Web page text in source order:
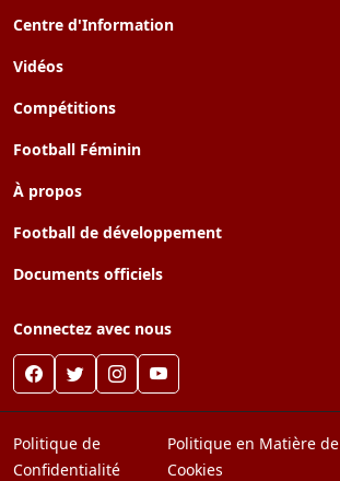
Centre d'Information
Vidéos
Compétitions
Football Féminin
À propos
Football de développement
Documents officiels
Connectez avec nous
Politique de
Confidentialité
Politique en Matière de
Cookies